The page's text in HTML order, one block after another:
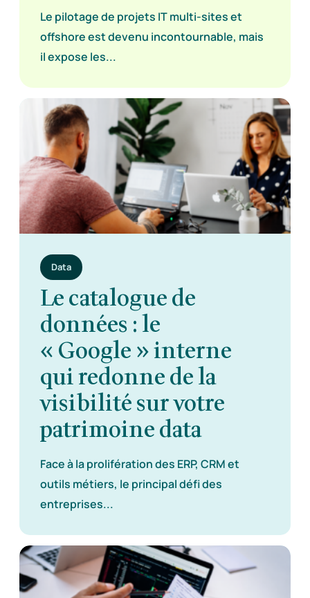
Le pilotage de projets IT multi-sites et
offshore est devenu incontournable, mais
il expose les...
Data
Le catalogue de
données : le
« Google » interne
qui redonne de la
visibilité sur votre
patrimoine data
Face à la prolifération des ERP, CRM et
outils métiers, le principal défi des
entreprises...